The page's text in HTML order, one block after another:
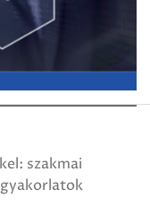
szakmai